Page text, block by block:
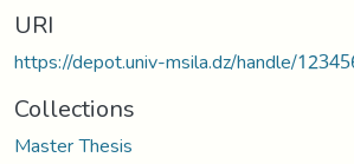
URI
https://depot.univ-msila.dz/handle/
Collections
Master Thesis